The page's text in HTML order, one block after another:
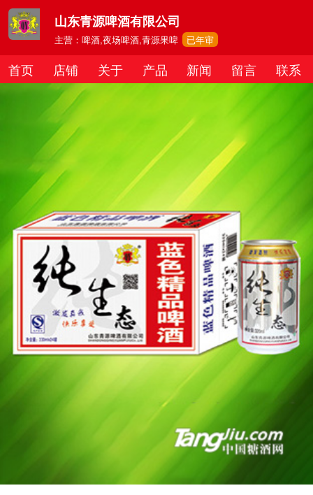
山东青源啤酒有限公司
主营：啤酒,夜场啤酒,青源果啤 已年审
首页 店铺 关于 产品 新闻 留言 联系